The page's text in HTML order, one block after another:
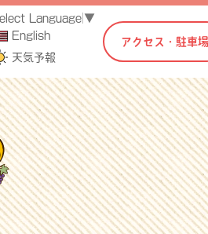
Language ▼
English
天気予報
アクセス・駐車場